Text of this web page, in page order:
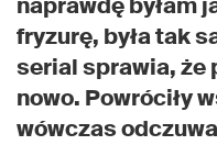
naprawdę byłam
fryzurę, była tak
serial sprawia, że
nowo. Powróciły
wówczas